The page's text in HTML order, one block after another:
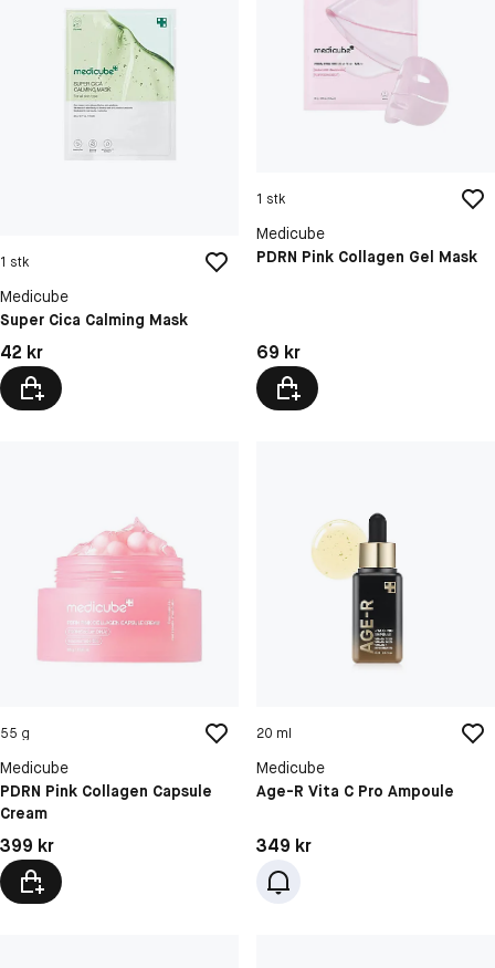
1 stk
Medicube
Super Cica Calming Mask
Pris: 42 kr
42 kr
1 stk
Medicube
PDRN Pink Collagen Gel Mask
Pris: 69 kr
69 kr
55 g
Medicube
PDRN Pink Collagen Capsule
Cream
Pris: 399 kr
399 kr
20 ml
Medicube
Age-R Vita C Pro Ampoule
Pris: 349 kr
349 kr